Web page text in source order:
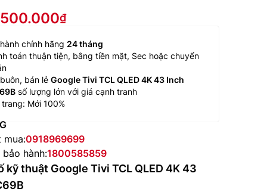
chính hãng 24 tháng
toán thuận tiện, bằng tiền mặt, Sec hoặc chuyển
bán lẻ Google Tivi TCL QLED 4K 43 Inch
số lượng lớn với giá cạnh tranh
trang: Mới 100%
mua:0918969699
hành:1800585859
kỹ thuật Google Tivi TCL QLED 4K 43